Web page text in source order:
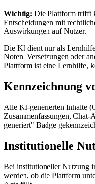
Wichtig: Die Plattform trifft
Entscheidungen mit
Auswirkungen auf Nutzer.
Die KI dient nur als
Noten, Versetzungen oder
Plattform ist eine Lernhilfe,
Kennzeichnung
Alle KI-generierten Inhalte
Zusammenfassungen,
generiert" Badge
Institutionelle
Bei institutioneller Nutzung
werden, ob die Plattform